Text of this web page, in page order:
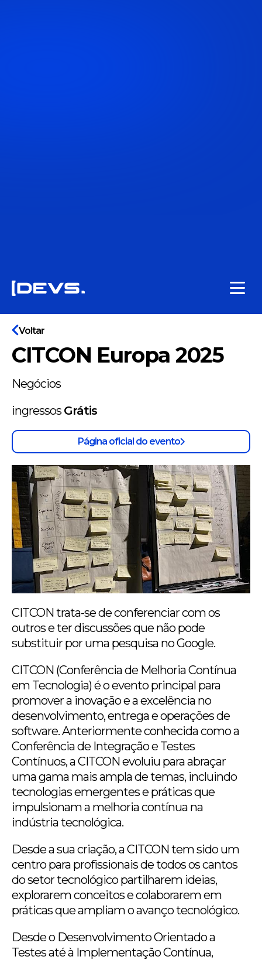
Voltar
CITCON Europa 2025
Negócios
ingressos Grátis
Página oficial do evento
CITCON trata-se de conferenciar com os
outros e ter discussões que não pode
substituir por uma pesquisa no Google.
CITCON (Conferência de Melhoria Contínua
em Tecnologia) é o evento principal para
promover a inovação e a excelência no
desenvolvimento, entrega e operações de
software. Anteriormente conhecida como a
Conferência de Integração e Testes
Contínuos, a CITCON evoluiu para abraçar
uma gama mais ampla de temas, incluindo
tecnologias emergentes e práticas que
impulsionam a melhoria contínua na
indústria tecnológica.
Desde a sua criação, a CITCON tem sido um
centro para profissionais de todos os cantos
do setor tecnológico partilharem ideias,
explorarem conceitos e colaborarem em
práticas que ampliam o avanço tecnológico.
Desde o Desenvolvimento Orientado a
Testes até à Implementação Contínua,